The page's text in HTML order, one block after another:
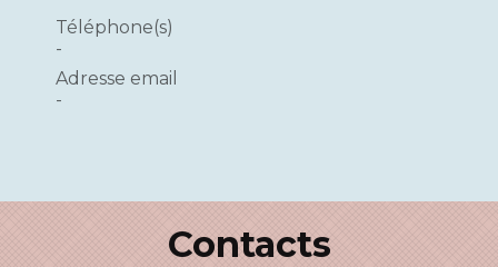
Téléphone(s)
-
Adresse email
-
Contacts